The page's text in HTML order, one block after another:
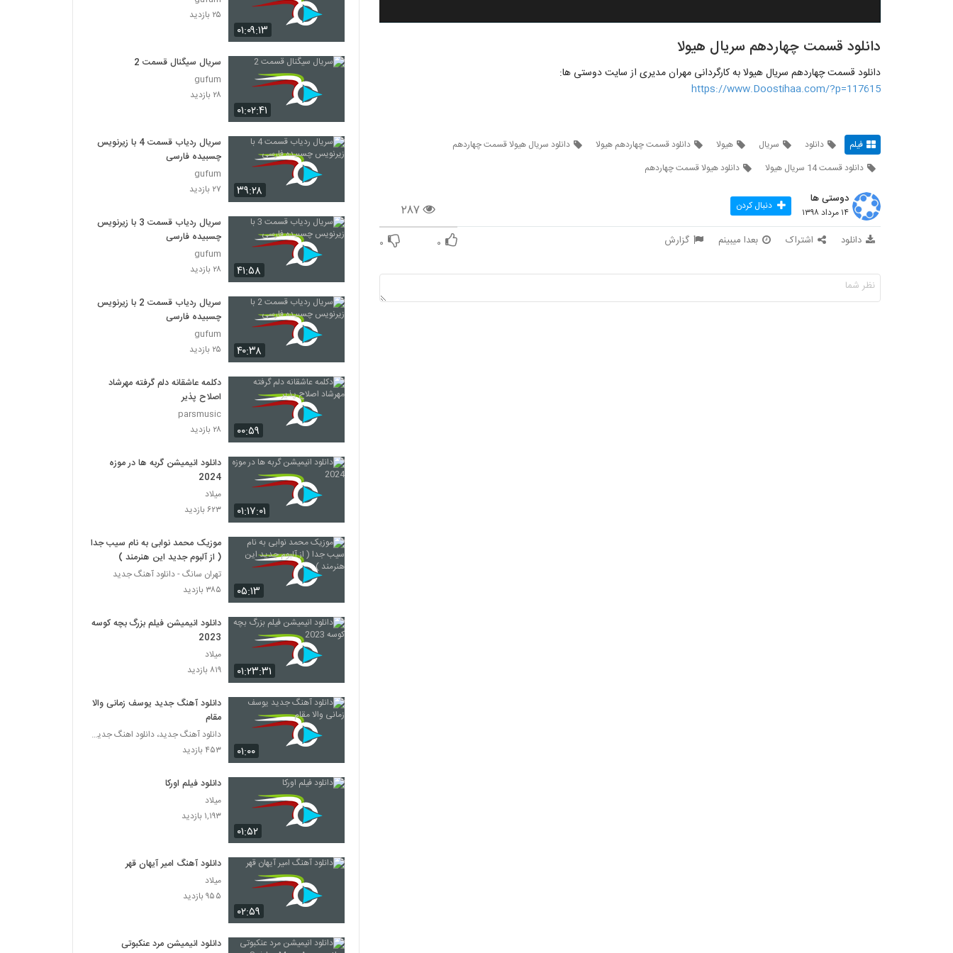
دانلود قسمت چهاردهم سریال هیولا
دانلود قسمت چهاردهم سریال هیولا به کارگردانی مهران مدیری از سایت دوستی ها:
https://www.Doostihaa.com/?p=117615
فیلم دانلود سریال هیولا دانلود قسمت چهاردهم هیولا
دانلود سریال هیولا قسمت چهاردهم
دانلود قسمت 14 سریال هیولا
دانلود هیولا قسمت چهاردهم
۲۸۷
دوستی ها
۱۴ مرداد ۱۳۹۸ دنبال کردن
دانلود اشتراک بعدا میبینم گزارش ۰ ۰
۰۱:۰۹:۱۳
۲۵ بازدید
۰۱:۰۲:۴۱
سریال سیگنال قسمت 2
gufum
۲۸ بازدید
۳۹:۲۸
سریال ردیاب قسمت 4 با زیرنویس
چسبیده فارسی
gufum
۲۷ بازدید
۴۱:۵۸
سریال ردیاب قسمت 3 با زیرنویس
چسبیده فارسی
gufum
۲۸ بازدید
۴۰:۳۸
سریال ردیاب قسمت 2 با زیرنویس
چسبیده فارسی
gufum
۲۵ بازدید
۰۰:۵۹
دکلمه عاشقانه دلم گرفته مهرشاد
اصلاح پذیر
parsmusic
۲۸ بازدید
۰۱:۱۷:۰۱
دانلود انیمیشن گربه ها در موزه
2024
میلاد
۶۲۳ بازدید
۰۵:۱۳
موزیک محمد نوابی به نام سیب جدا
( از آلبوم جدید این هنرمند )
تهران سانگ - دانلود آهنگ جدید
۳۸۵ بازدید
۰۱:۲۳:۳۱
دانلود انیمیشن فیلم بزرگ بچه‌ کوسه
2023
میلاد
۸۱۹ بازدید
۰۱:۰۰
دانلود آهنگ جدید یوسف زمانی والا
مقام
دانلود آهنگ جدید، دانلود اهنگ جدید ایرانی
۴۵۳ بازدید
۰۱:۵۲
دانلود فیلم اورکا
میلاد
۱,۱۹۳ بازدید
۰۲:۵۹
دانلود آهنگ امیر آیهان قهر
میلاد
۹۵۵ بازدید
دانلود انیمیشن مرد عنکبوتی